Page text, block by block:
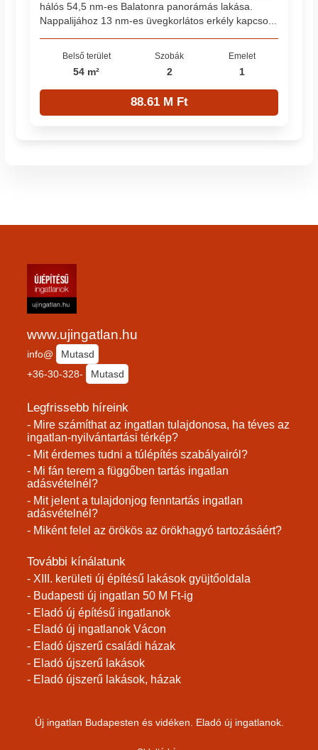
hálós 54,5 nm-es Balatonra panorámás lakása.
Nappalijához 13 nm-es üvegkorlátos erkély kapcso...
Belső terület
54 m²
Szobák
2
Emelet
1
88.61 M Ft
www.ujingatlan.hu
info@
Mutasd
+36-30-328-
Mutasd
Legfrissebb híreink
- Mire számíthat az ingatlan tulajdonosa, ha téves az
ingatlan-nyilvántartási térkép?
- Mit érdemes tudni a túlépítés szabályairól?
- Mi fán terem a függőben tartás ingatlan
adásvételnél?
- Mit jelent a tulajdonjog fenntartás ingatlan
adásvételnél?
- Miként felel az örökös az örökhagyó tartozásáért?
További kínálatunk
- XIII. kerületi új építésű lakások gyüjtőoldala
- Budapesti új ingatlan 50 M Ft-ig
- Eladó új építésű ingatlanok
- Eladó új ingatlanok Vácon
- Eladó újszerű családi házak
- Eladó újszerű lakások
- Eladó újszerű lakások, házak
Új ingatlan Budapesten és vidéken. Eladó új ingatlanok.